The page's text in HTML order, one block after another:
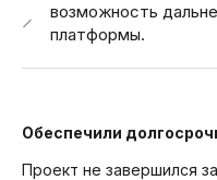
возможность
платформы.
Обеспечили
Проект не завершился